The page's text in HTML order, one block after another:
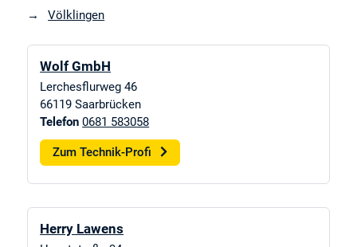
Völklingen
Wolf GmbH
Lerchesflurweg 46
66119 Saarbrücken
Telefon 0681 583058
Zum Technik-Profi
Herry Lawens